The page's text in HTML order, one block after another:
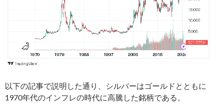
以下の記事で説明した通り、シルバーはゴールドとともに
1970年代のインフレの時代に高騰した銘柄である。